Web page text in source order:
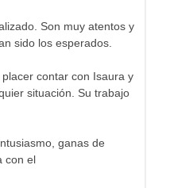
Son muy atentos y
sido los esperados.
contar con Isaura y
situación. Su trabajo
ganas de
con el